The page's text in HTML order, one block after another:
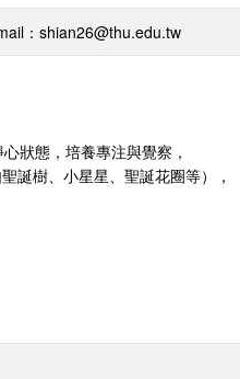
：shian26@thu.edu.tw
狀態，培養專注與覺察，
誕樹、小星星、聖誕花圈等），